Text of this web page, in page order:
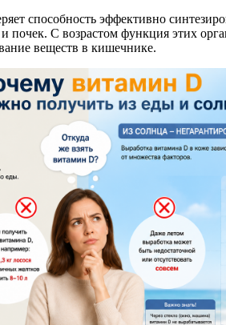
способность эффективно
почек. С возрастом функция этих
веществ в кишечнике.